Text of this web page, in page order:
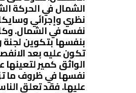
الشمال في الحركة
نظري وإجرائي
نفسه في الشمال.
بنفسها بتكوين لجنة
تكون عليه بعد
الواثق كمير
نفسها في ظروف ما
عليها. فقد تعلق